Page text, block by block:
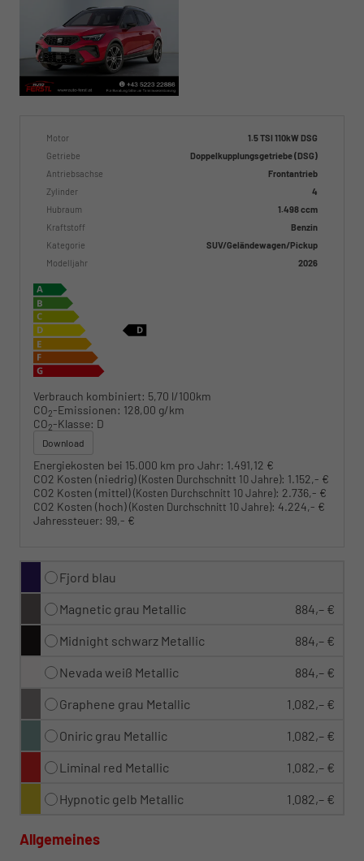
Motor
1.5 TSI 110kW DSG
Getriebe
Doppelkupplungsgetriebe (DSG)
Antriebsachse
Frontantrieb
Zylinder
4
Hubraum
1.498 ccm
Kraftstoff
Benzin
Kategorie
SUV/Geländewagen/Pickup
Modelljahr
2026
Verbrauch kombiniert: 5,70 l/100km
CO2-Emissionen: 128,00 g/km
CO2-Klasse: D
Download
Energiekosten bei 15.000 km pro Jahr: 1.491,12 €
CO2 Kosten (niedrig)(Kosten Durchschnitt 10 Jahre): 1.152,- €
CO2 Kosten (mittel)(Kosten Durchschnitt 10 Jahre): 2.736,- €
CO2 Kosten (hoch)(Kosten Durchschnitt 10 Jahre): 4.224,- €
Jahressteuer: 99,- €
Fjord blau
Magnetic grau Metallic 884,– €
Midnight schwarz Metallic 884,– €
Nevada weiß Metallic 884,– €
Graphene grau Metallic 1.082,– €
Oniric grau Metallic 1.082,– €
Liminal red Metallic 1.082,– €
Hypnotic gelb Metallic 1.082,– €
Allgemeines